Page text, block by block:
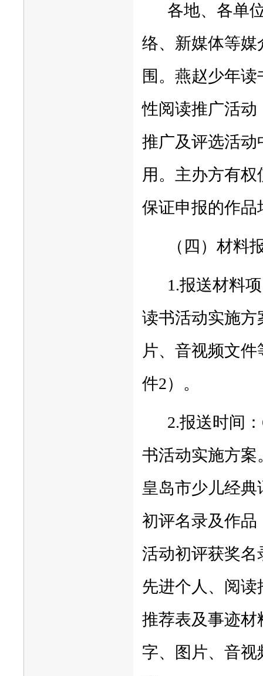
各地、各单
络、新媒体等
围。燕赵少年
性阅读推广活
推广及评选活
用。主办方有
保证申报的作
（四）材料
1.报送材料
读书活动实施
片、音视频文
件2）。
2.报送时间
书活动实施方案
皇岛市少儿经
初评名录及作品
活动初评获奖名
先进个人、阅
推荐表及事迹
字、图片、音